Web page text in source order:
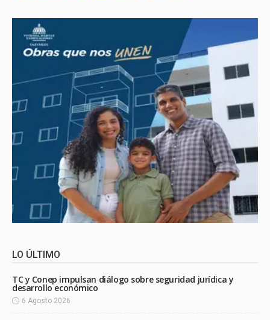
LO ÚLTIMO
TC y Conep impulsan diálogo sobre seguridad jurídica y
desarrollo económico
6 Agosto 2026